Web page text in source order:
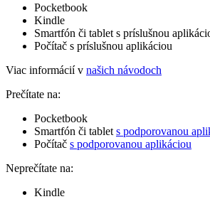
Pocketbook
Kindle
Smartfón či tablet s príslušnou
Počítač s príslušnou aplikáciou
Viac informácií v našich návodoch
Prečítate na:
Pocketbook
Smartfón či tablet s podporovanou
Počítač s podporovanou aplikáciou
Neprečítate na:
Kindle